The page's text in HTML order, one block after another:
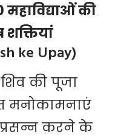
महाविद्याओं की
शक्तियां
ke Upay)
की पूजा
मनोकामनाएं
प्रसन्न करने के